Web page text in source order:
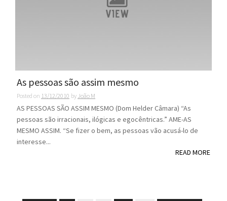
As pessoas são assim mesmo
Posted on 13/12/2010 by João M
AS PESSOAS SÃO ASSIM MESMO (Dom Helder Câmara) “As
pessoas são irracionais, ilógicas e egocêntricas.” AME-AS
MESMO ASSIM. “Se fizer o bem, as pessoas vão acusá-lo de
interesse...
READ MORE